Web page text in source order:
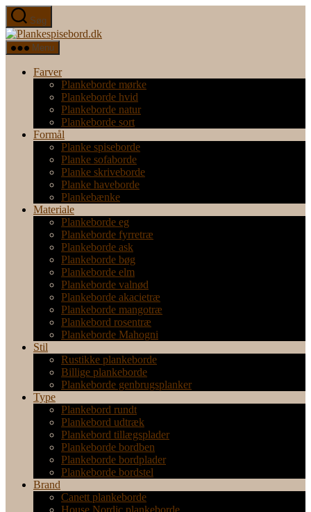
Spring
til
indholdet
Søg
Plankespisebord.dk
Menu
Farver
Plankeborde mørke
Plankeborde hvid
Plankeborde natur
Plankeborde sort
Formål
Planke spiseborde
Planke sofaborde
Planke skriveborde
Planke haveborde
Plankebænke
Materiale
Plankeborde eg
Plankeborde fyrretræ
Plankeborde ask
Plankeborde bøg
Plankeborde elm
Plankeborde valnød
Plankeborde akacietræ
Plankeborde mangotræ
Plankebord rosentræ
Plankeborde Mahogni
Stil
Rustikke plankeborde
Billige plankeborde
Plankeborde genbrugsplanker
Type
Plankebord rundt
Plankebord udtræk
Plankebord tillægsplader
Plankeborde bordben
Plankeborde bordplader
Plankeborde bordstel
Brand
Canett plankeborde
House Nordic plankeborde